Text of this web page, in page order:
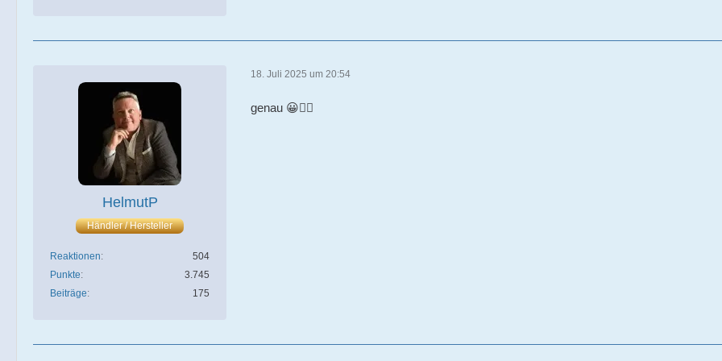
HelmutP
Händler / Hersteller
Reaktionen
504
Punkte
3.745
Beiträge
175
18. Juli 2025 um 20:54
genau 😀👍🏼